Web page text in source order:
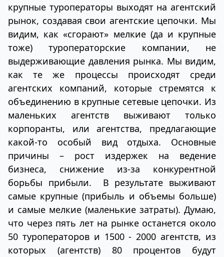
крупные туроператоры выходят на агентский
рынок, создавая свои агентские цепочки. Мы
видим, как «сгорают» мелкие (да и крупные
тоже) туроператорские компании, не
выдерживающие давления рынка. Мы видим,
как те же процессы происходят среди
агентских компаний, которые стремятся к
объединению в крупные сетевые цепочки. Из
маленьких агентств выживают только
корпоранты, или агентства, предлагающие
какой-то особый вид отдыха. Основные
причины – рост издержек на ведение
бизнеса, снижение из-за конкурентной
борьбы прибыли. В результате выживают
самые крупные (прибыль и объемы больше)
и самые мелкие (маленькие затраты). Думаю,
что через пять лет на рынке останется около
50 туроператоров и 1500 - 2000 агентств, из
которых (агентств) 80 процентов будут